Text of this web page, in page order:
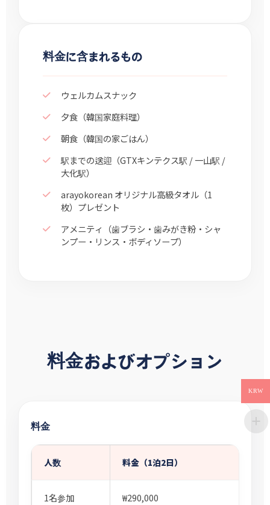
料金に含まれるもの
ウェルカムスナック
夕食（韓国家庭料理）
朝食（韓国の家ごはん）
駅までの送迎（GTXキンテクス駅 / 一山駅 /
大化駅）
arayokorean オリジナル高級タオル（1
枚）プレゼント
アメニティ（歯ブラシ・歯みがき粉・シャ
ンプー・リンス・ボディソープ）
料金およびオプション
料金
人数 料金（1泊2日）
1名参加 ₩290,000
KRW